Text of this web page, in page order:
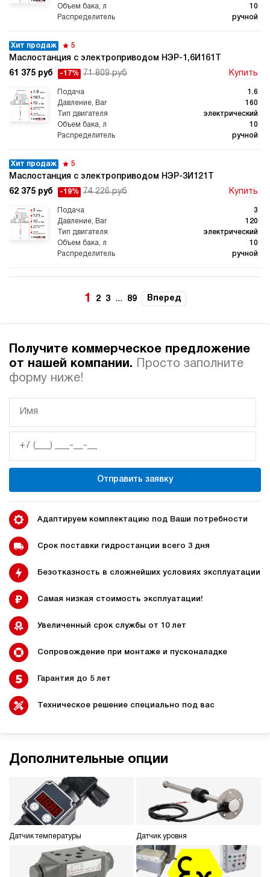
10
ручной
Маслостанция с электроприводом НЭР-1,6И161Т
Хит продаж 5
61 375 руб -17% 71 809 руб Купить
1.6
160
электрический
10
ручной
Маслостанция с электроприводом НЭР-3И121Т
Хит продаж 5
62 375 руб -19% 74 226 руб Купить
3
120
электрический
10
ручной
Маслостанция с электроприводом НЭР-3И141Т
электрический
Маслостанция с электроприводом НЭР-3И161Т
Хит продаж 5
62 375 руб -13% 70 484 руб Купить
электрический
Маслостанция с электроприводом НЭР-3И181Т
3.8
62 375 руб
180
Маслостанция с электроприводом НЭР-3И191Т
3
62 375 руб
электрический
Маслостанция с электроприводом НЭР-3И201Т
4.3
62 375 руб
ручной
Хит продаж 5
1 2 3 ... 89 Вперед
Получите коммерческое предложение
от нашей компании.
Просто заполните
форму ниже!
Отправить заявку
Адаптируем комплектацию под Ваши потребности
Срок поставки гидростанции всего 3 дня
Безотказность в сложнейших условиях эксплуатации
Самая низкая стоимость эксплуатации!
Увеличенный срок службы от 10 лет
Сопровождение при монтаже и пусконаладке
Гарантия до 5 лет
Техническое решение специально под вас
Дополнительные опции
Датчик температуры Датчик уровня